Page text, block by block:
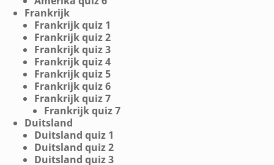
Frankrijk
Frankrijk quiz 1
Frankrijk quiz 2
Frankrijk quiz 3
Frankrijk quiz 4
Frankrijk quiz 5
Frankrijk quiz 6
Frankrijk quiz 7
Frankrijk quiz 7
Duitsland
Duitsland quiz 1
Duitsland quiz 2
Duitsland quiz 3